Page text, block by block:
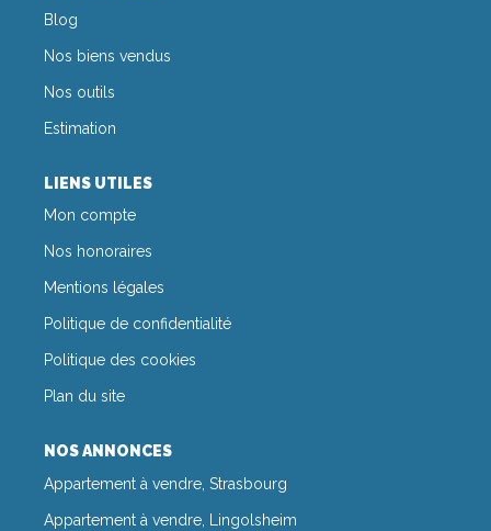
Blog
Nos biens vendus
Nos outils
Estimation
LIENS UTILES
Mon compte
Nos honoraires
Mentions légales
Politique de confidentialité
Politique des cookies
Plan du site
NOS ANNONCES
Appartement à vendre, Strasbourg
Appartement à vendre, Lingolsheim